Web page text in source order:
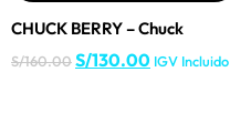
CHUCK BERRY – Chuck
S/160.00S/130.00 IGV Incluido